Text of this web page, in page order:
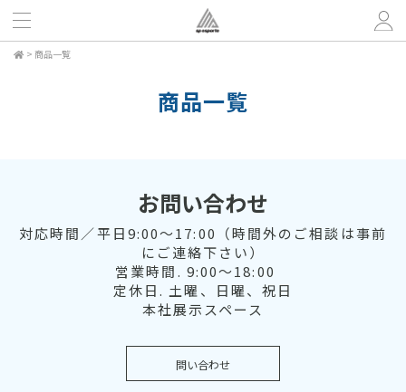
> 商品一覧
商品一覧
お問い合わせ
対応時間／平日9:00～17:00（時間外のご相談は事前
にご連絡下さい）
営業時間. 9:00～18:00
定休日. 土曜、日曜、祝日
本社展示スペース
問い合わせ